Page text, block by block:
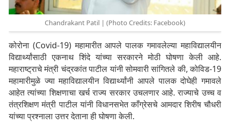
Chandrakant Patil | (Photo Credits: Facebook)
कोरोना (Covid-19) महामारीत आपले पालक गमावलेल्या महाविद्यालयीन
विद्यार्थ्यांसाठी एकनाथ शिंदे यांच्या सरकारने मोठी घोषणा केली आहे.
महाराष्ट्राचे मंत्री चंद्रकांत पाटील यांनी सोमवारी सांगितले की, कोविड-19
महामारीमुळे ज्या महाविद्यालयीन विद्यार्थ्यांनी आपले पालक दोघेही गमावले
आहेत त्यांच्या शिक्षणाचा खर्च राज्य सरकार उचलणार आहे. राज्याचे उच्च व
तंत्रशिक्षण मंत्री पाटील यांनी विधानसभेत काँग्रेसचे आमदार शिरीष चौधरी
यांच्या प्रश्नाला उत्तर देताना ही घोषणा केली.